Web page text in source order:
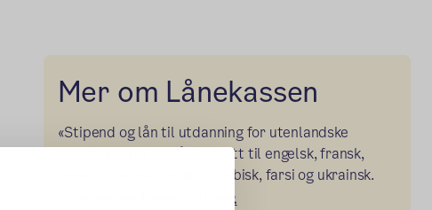
Mer om Lånekassen
«Stipend og lån til utdanning for utenlandske
statsborgere» er nå oversatt til engelsk, fransk,
spansk, somali, tigrinja, arabisk, farsi og ukrainsk.
Brosjyrene finner du her.